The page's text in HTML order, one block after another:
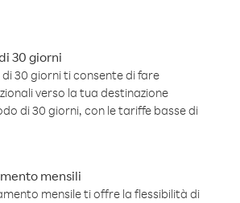
30 giorni
30 giorni ti consente di fare
verso la tua destinazione
di 30 giorni, con le tariffe basse di
mensili
mensile ti offre la flessibilità di